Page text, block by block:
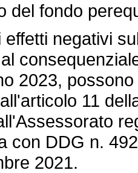
del fondo
effetti negativi
2023,
11
con DDG n.
2021.